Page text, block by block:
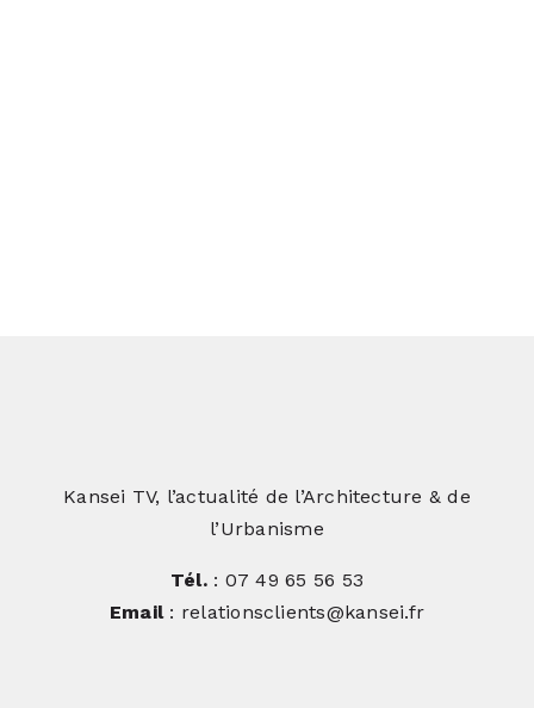
Kansei TV, l’actualité de l’Architecture & de
l’Urbanisme
Tél.: 07 49 65 56 53
Email: relationsclients@kansei.fr